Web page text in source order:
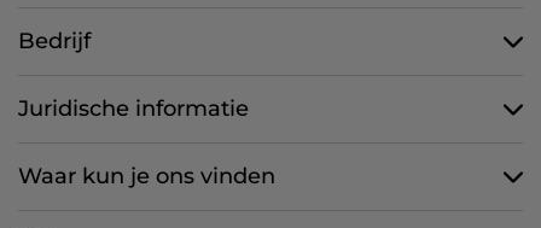
Bedrijf
Juridische informatie
Waar kun je ons vinden